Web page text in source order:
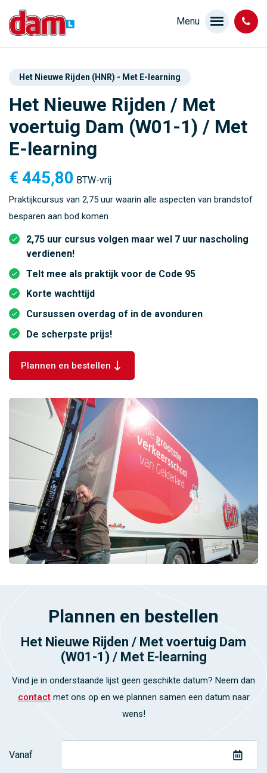
Het Nieuwe Rijden (HNR) - Met E-learning
Het Nieuwe Rijden / Met
voertuig Dam (W01-1) / Met
E-learning
€ 445,80 BTW-vrij
Praktijkcursus van 2,75 uur waarin alle aspecten van brandstof
besparen aan bod komen
2,75 uur cursus volgen maar wel 7 uur nascholing
verdienen!
Telt mee als praktijk voor de Code 95
Korte wachttijd
Cursussen overdag of in de avonduren
De scherpste prijs!
Plannen en bestellen
Plannen en bestellen
Het Nieuwe Rijden / Met voertuig Dam
(W01-1) / Met E-learning
Vind je in onderstaande lijst geen geschikte datum? Neem dan
contactmet ons op en we plannen samen een datum naar
wens!
Vanaf